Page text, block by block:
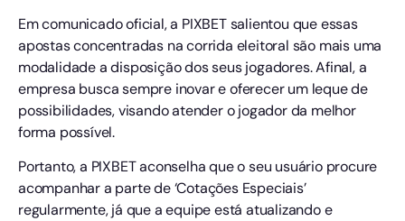
Em comunicado oficial, a PIXBET salientou que essas
apostas concentradas na corrida eleitoral são mais uma
modalidade a disposição dos seus jogadores. Afinal, a
empresa busca sempre inovar e oferecer um leque de
possibilidades, visando atender o jogador da melhor
forma possível.
Portanto, a PIXBET aconselha que o seu usuário procure
acompanhar a parte de ‘Cotações Especiais’
regularmente, já que a equipe está atualizando e